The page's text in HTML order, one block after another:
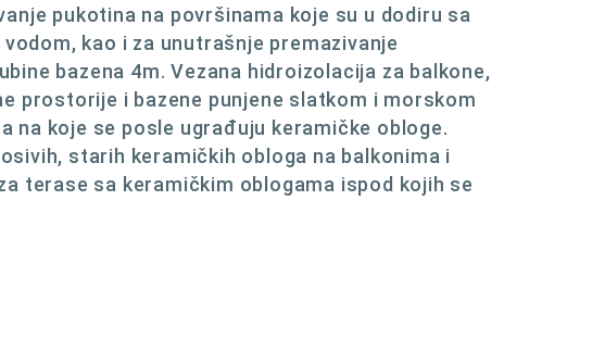
pukotina na površinama koje su u dodiru sa
kao i za unutrašnje premazivanje
bazena 4m. Vezana hidroizolacija za balkone,
prostorije i bazene punjene slatkom i morskom
na koje se posle ugrađuju keramičke obloge.
starih keramičkih obloga na balkonima i
terase sa keramičkim oblogama ispod kojih se